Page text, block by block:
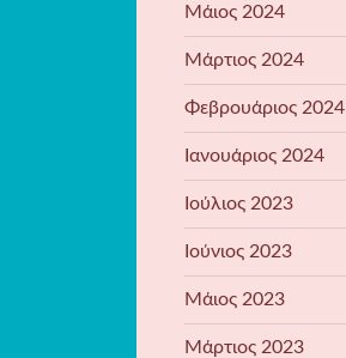
Μάιος 2024
Μάρτιος 2024
Φεβρουάριος 2024
Ιανουάριος 2024
Ιούλιος 2023
Ιούνιος 2023
Μάιος 2023
Μάρτιος 2023